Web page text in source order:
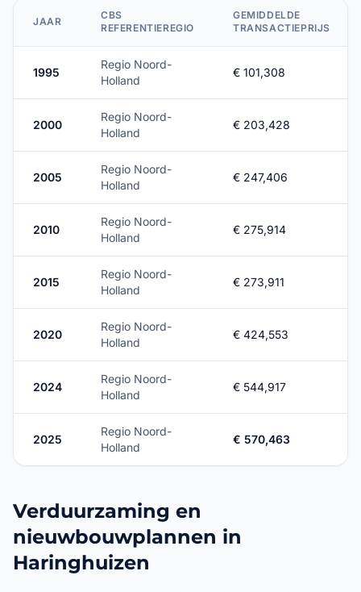
JAAR
CBS
REFERENTIEREGIO
GEMIDDELDE
TRANSACTIEPRIJS
1995
Regio Noord-
Holland
€ 101,308
2000
Regio Noord-
Holland
€ 203,428
2005
Regio Noord-
Holland
€ 247,406
2010
Regio Noord-
Holland
€ 275,914
2015
Regio Noord-
Holland
€ 273,911
2020
Regio Noord-
Holland
€ 424,553
2024
Regio Noord-
Holland
€ 544,917
2025
Regio Noord-
Holland
€ 570,463
Verduurzaming en
nieuwbouwplannen in
Haringhuizen